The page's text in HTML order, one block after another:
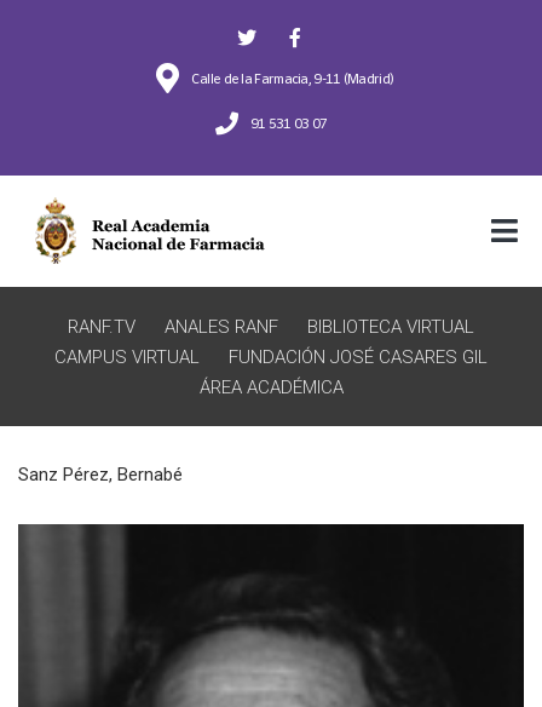
Calle de la Farmacia, 9-11 (Madrid)
91 531 03 07
RANF.TV ANALES RANF
BIBLIOTECA VIRTUAL
CAMPUS VIRTUAL
FUNDACIÓN JOSÉ CASARES GIL
ÁREA ACADÉMICA
Sanz Pérez, Bernabé